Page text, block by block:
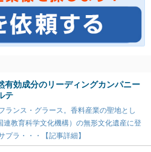
有効成分のリーディングカンパニー
テ
ランス・グラース。香料産業の聖地とし
連教育科学文化機構）の無形文化遺産に登
ラ・・・【記事詳細】